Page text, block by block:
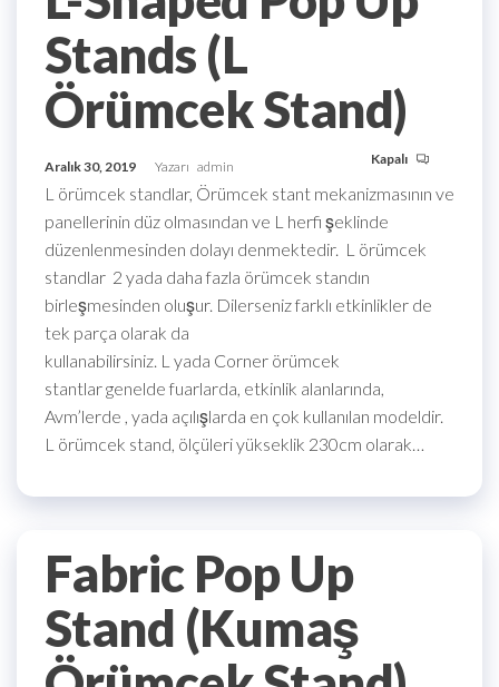
Stands (L
Örümcek Stand)
Aralık 30, 2019 Yazarı admin Kapalı
L örümcek standlar, Örümcek stant mekanizmasının ve
panellerinin düz olmasından ve L herfi şeklinde
düzenlenmesinden dolayı denmektedir. L örümcek
standlar 2 yada daha fazla örümcek standın
birleşmesinden oluşur. Dilerseniz farklı etkinlikler de
tek parça olarak da
kullanabilirsiniz. L yada Corner örümcek
stantlar genelde fuarlarda, etkinlik alanlarında,
Avm’lerde , yada açılışlarda en çok kullanılan modeldir.
L örümcek stand, ölçüleri yükseklik 230cm olarak…
Fabric Pop Up
Stand (Kumaş